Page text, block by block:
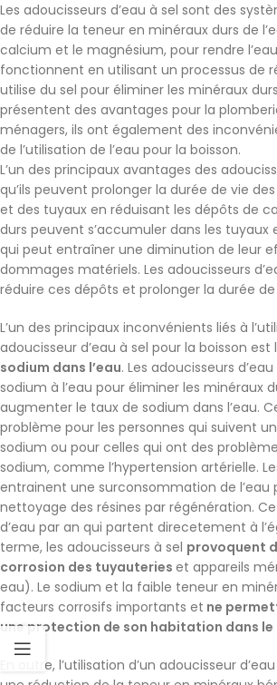
Les adoucisseurs d’eau à sel sont des
de réduire la teneur en minéraux durs de
calcium et le magnésium, pour rendre
fonctionnent en utilisant un processus de
utilise du sel pour éliminer les minéraux durs
présentent des avantages pour la
ménagers, ils ont également des
de l’utilisation de l’eau pour la boisson.
L’un des principaux avantages des
qu’ils peuvent prolonger la durée de vie
et des tuyaux en réduisant les dépôts de
durs peuvent s’accumuler dans les tuyaux
qui peut entraîner une diminution de leur
dommages matériels. Les adoucisseurs
réduire ces dépôts et prolonger la durée de
L’un des principaux inconvénients liés à
adoucisseur d’eau à sel pour la boisson est
sodium dans l’eau. Les adoucisseurs
sodium à l’eau pour éliminer les minéraux
augmenter le taux de sodium dans l’eau.
problème pour les personnes qui suivent
sodium ou pour celles qui ont des
sodium, comme l’hypertension artérielle.
entrainent une surconsommation de l’eau
nettoyage des résines par régénération.
d’eau par an qui partent direcetement à
terme, les adoucisseurs à sel provoquent
corrosion des tuyauteries et appareils
eau). Le sodium et la faible teneur en
facteurs corrosifs importants et ne
une protection de son habitation dans le
En outre, l’utilisation d’un adoucisseur